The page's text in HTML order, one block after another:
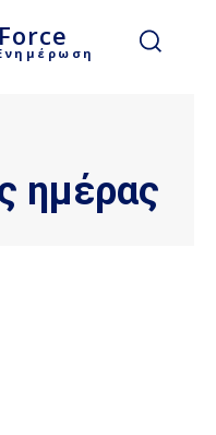
ημέρας